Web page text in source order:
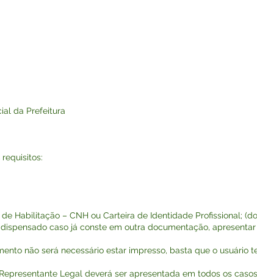
da Prefeitura
Habilitação – CNH ou Carteira de Identidade Profissional;
caso já conste em outra documentação, apresentar
não será necessário estar impresso, basta que o usuário
Legal deverá ser apresentada em todos os